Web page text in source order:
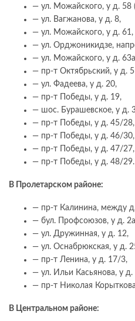
— ул. Можайского, у д. 58
— ул. Вагжанова, у д. 8,
— ул. Можайского, у д. 61,
— ул. Орджоникидзе,
— ул. Можайского, у д.
— пр-т Октябрьский, у д.
— ул. Фадеева, у д. 20,
— пр-т Победы, у д. 19,
— шос. Бурашевское, у д.
— пр-т Победы, у д. 45/28,
— пр-т Победы, у д. 46/30,
— пр-т Победы, у д. 47/27,
— пр-т Победы, у д. 48/29.
В Пролетарском районе:
— пр-т Калинина, между
— бул. Профсоюзов, у д.
— ул. Дружинная, у д. 12,
— ул. Оснабрюкская, у д.
— пр-т Ленина, у д. 17/3,
— ул. Ильи Касьянова, у д.
— пр-т Николая
В Центральном районе: